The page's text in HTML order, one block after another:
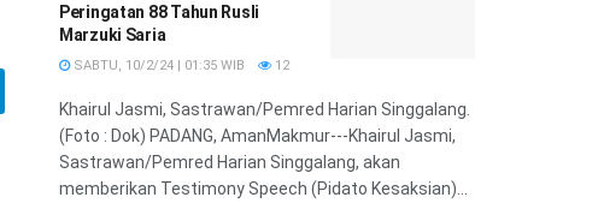
Peringatan 88 Tahun Rusli
Marzuki Saria
SABTU, 10/2/24 | 01:35 WIB 12
Khairul Jasmi, Sastrawan/Pemred Harian Singgalang.
(Foto : Dok) PADANG, AmanMakmur---Khairul Jasmi,
Sastrawan/Pemred Harian Singgalang, akan
memberikan Testimony Speech (Pidato Kesaksian)...